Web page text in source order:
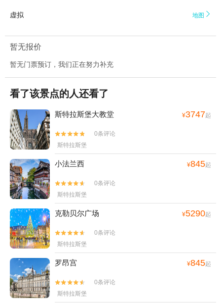
虚拟 地图 
暂无报价
暂无门票预订，我们正在努力补充
看了该景点的人还看了
斯特拉斯堡大教堂 ¥3747起


0条评论
斯特拉斯堡
小法兰西 ¥845起


0条评论
斯特拉斯堡
克勒贝尔广场 ¥5290起


0条评论
斯特拉斯堡
罗昂宫 ¥845起


0条评论
斯特拉斯堡